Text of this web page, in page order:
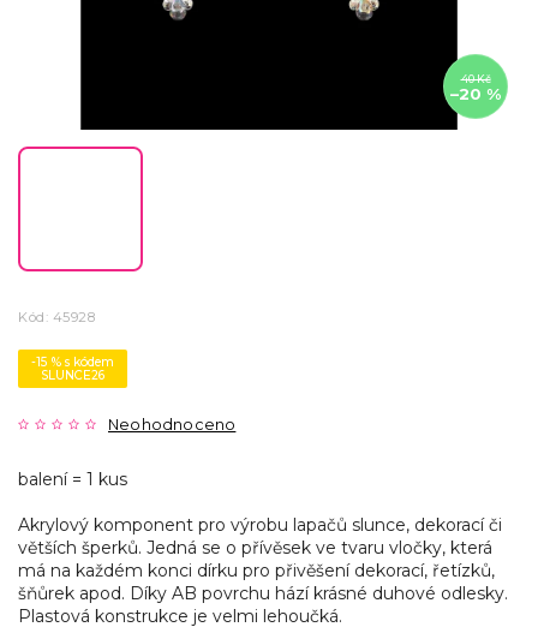
40 Kč
–20 %
Kód: 45928
-15 % s kódem
SLUNCE26
Neohodnoceno
balení = 1 kus
Akrylový komponent pro výrobu lapačů slunce, dekorací či
větších šperků. Jedná se o přívěsek ve tvaru vločky, která
má na každém konci dírku pro přivěšení dekorací, řetízků,
šňůrek apod. Díky AB povrchu hází krásné duhové odlesky.
Plastová konstrukce je velmi lehoučká.